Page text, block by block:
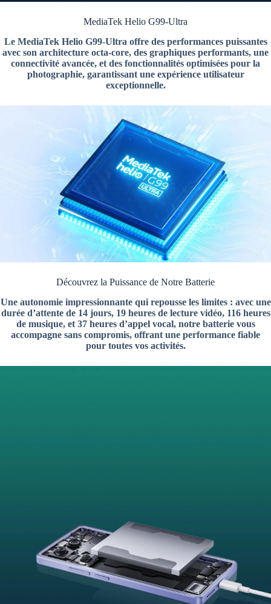
MediaTek Helio G99-Ultra
Le MediaTek Helio G99-Ultra offre des performances puissantes
avec son architecture octa-core, des graphiques performants, une
connectivité avancée, et des fonctionnalités optimisées pour la
photographie, garantissant une expérience utilisateur
exceptionnelle.
Découvrez la Puissance de Notre Batterie
Une autonomie impressionnante qui repousse les limites : avec une
durée d’attente de 14 jours, 19 heures de lecture vidéo, 116 heures
de musique, et 37 heures d’appel vocal, notre batterie vous
accompagne sans compromis, offrant une performance fiable
pour toutes vos activités.